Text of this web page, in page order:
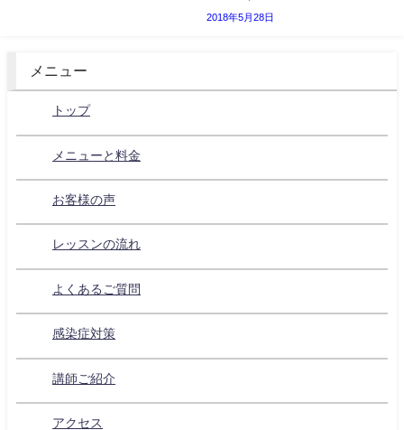
2018年5月28日
メニュー
トップ
メニューと料金
お客様の声
レッスンの流れ
よくあるご質問
感染症対策
講師ご紹介
アクセス